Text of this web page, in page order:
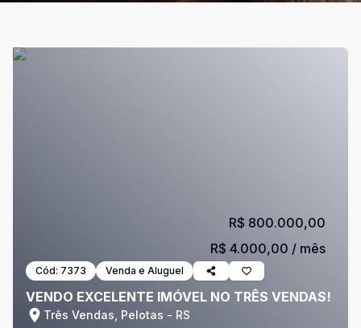
Cód: 7373 Venda e Aluguel
VENDO EXCELENTE IMÓVEL NO TRÊS VENDAS!
Três Vendas, Pelotas - RS
R$ 800.000,00
R$ 4.000,00 / mês